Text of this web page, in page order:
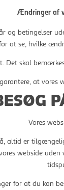
Ændringer af
betingelser
at se, hvilke
skal
at vores
Vores
altid er
webside
for at du kan